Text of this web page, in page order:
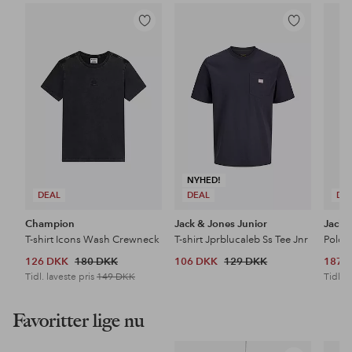
DEAL
Tilføj
Champion
T-shirt Icons Wash Crewneck
126 DKK 180 DKK
Tidl. laveste pris 149 DKK
NYHED!
DEAL
Tilføj
Jack & Jones Junior
T-shirt Jprblucaleb Ss Tee Jnr
106 DKK 129 DKK
Jack
187
Tidl.
Favoritter lige nu